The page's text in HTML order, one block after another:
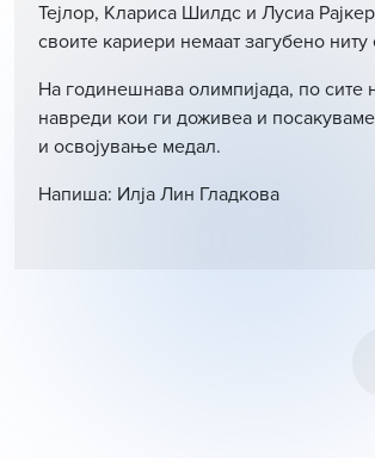
Тејлор, Клариса Шилдс и Лусиа
своите кариери немаат загубено
На годинешнава олимпијада, по сите
навреди кои ги доживеа и
и освојување медал.
Напиша: Илја Лин Гладкова